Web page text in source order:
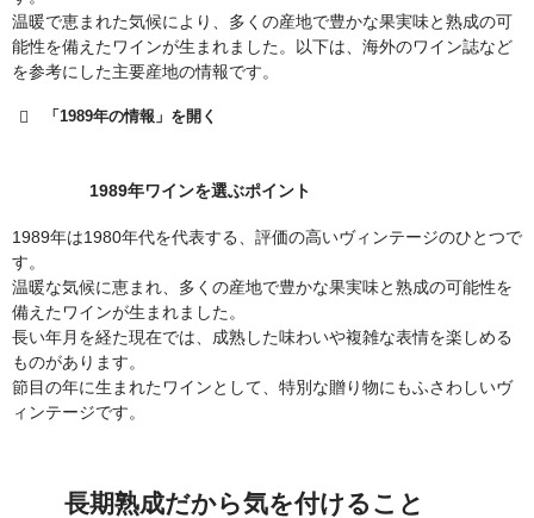
温暖で恵まれた気候により、多くの産地で豊かな果実味と熟成の可
能性を備えたワインが生まれました。以下は、海外のワイン誌など
を参考にした主要産地の情報です。
「1989年の情報」を開く
1989年ワインを選ぶポイント
1989年は1980年代を代表する、評価の高いヴィンテージのひとつで
す。
温暖な気候に恵まれ、多くの産地で豊かな果実味と熟成の可能性を
備えたワインが生まれました。
長い年月を経た現在では、成熟した味わいや複雑な表情を楽しめる
ものがあります。
節目の年に生まれたワインとして、特別な贈り物にもふさわしいヴ
ィンテージです。
長期熟成だから気を付けること